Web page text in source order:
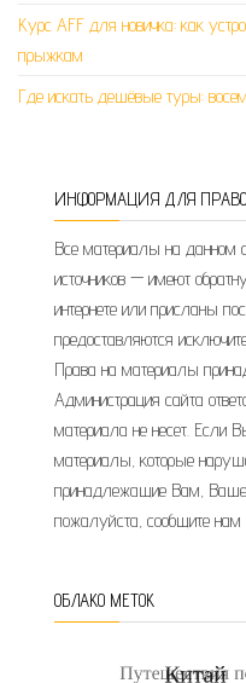
Курс AFF для новичка: как
прыжкам
Где искать дешёвые туры:
ИНФОРМАЦИЯ ДЛЯ
Все материалы на данном
источников — имеют
интернете или присланы
предоставляются
Права на материалы
Администрация сайта
материала не несет. Если
материалы, которые
принадлежащие Вам,
пожалуйста, сообщите нам
ОБЛАКО МЕТОК